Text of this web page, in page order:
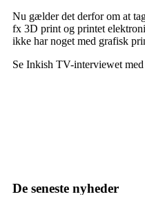
Nu gælder det derfor om at
fx 3D print og printet
ikke har noget med grafisk
Se Inkish TV-interviewet
De seneste nyheder